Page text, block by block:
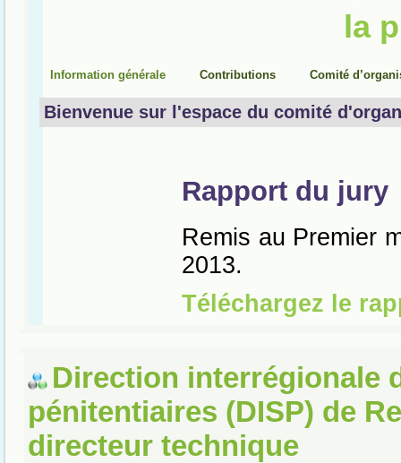
Direction interrégionale
pénitentiaires (DISP) de
directeur technique